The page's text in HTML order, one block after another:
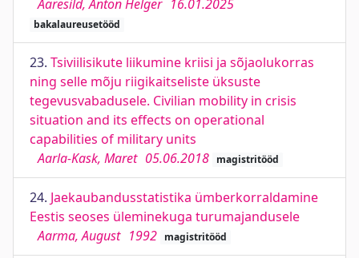
Aaresild, Anton Helger 16.01.2025
bakalaureusetööd
23. Tsiviilisikute liikumine kriisi ja sõjaolukorras
ning selle mõju riigikaitseliste üksuste
tegevusvabadusele. Civilian mobility in crisis
situation and its effects on operational
capabilities of military units
Aarla-Kask, Maret 05.06.2018 magistritööd
24. Jaekaubandusstatistika ümberkorraldamine
Eestis seoses üleminekuga turumajandusele
Aarma, August 1992 magistritööd